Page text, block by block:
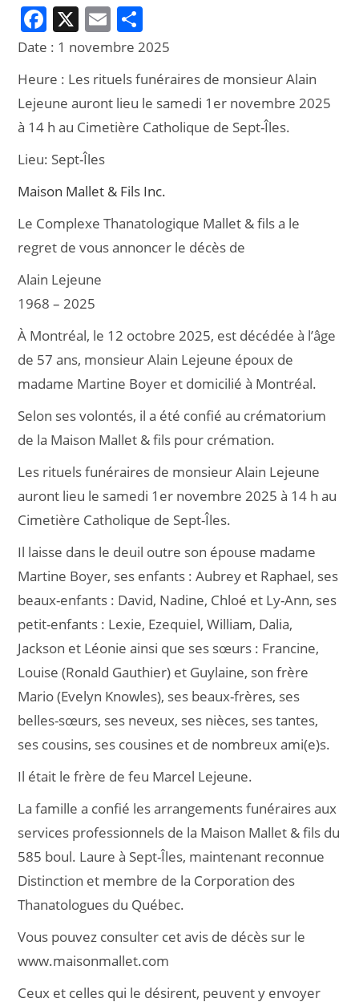
F
a
c
e
b
o
o
k
X E
m
ai
l
ar
ta
g
er
Date : 1 novembre 2025
Heure : Les rituels funéraires de monsieur Alain
Lejeune auront lieu le samedi 1er novembre 2025
à 14 h au Cimetière Catholique de Sept-Îles.
Lieu: Sept-Îles
Maison Mallet & Fils Inc.
Le Complexe Thanatologique Mallet & fils a le
regret de vous annoncer le décès de
Alain Lejeune
1968 – 2025
À Montréal, le 12 octobre 2025, est décédée à l’âge
de 57 ans, monsieur Alain Lejeune époux de
madame Martine Boyer et domicilié à Montréal.
Selon ses volontés, il a été confié au crématorium
de la Maison Mallet & fils pour crémation.
Les rituels funéraires de monsieur Alain Lejeune
auront lieu le samedi 1er novembre 2025 à 14 h au
Cimetière Catholique de Sept-Îles.
Il laisse dans le deuil outre son épouse madame
Martine Boyer, ses enfants : Aubrey et Raphael, ses
beaux-enfants : David, Nadine, Chloé et Ly-Ann, ses
petit-enfants : Lexie, Ezequiel, William, Dalia,
Jackson et Léonie ainsi que ses sœurs : Francine,
Louise (Ronald Gauthier) et Guylaine, son frère
Mario (Evelyn Knowles), ses beaux-frères, ses
belles-sœurs, ses neveux, ses nièces, ses tantes,
ses cousins, ses cousines et de nombreux ami(e)s.
Il était le frère de feu Marcel Lejeune.
La famille a confié les arrangements funéraires aux
services professionnels de la Maison Mallet & fils du
585 boul. Laure à Sept-Îles, maintenant reconnue
Distinction et membre de la Corporation des
Thanatologues du Québec.
Vous pouvez consulter cet avis de décès sur le
www.maisonmallet.com
Ceux et celles qui le désirent, peuvent y envoyer